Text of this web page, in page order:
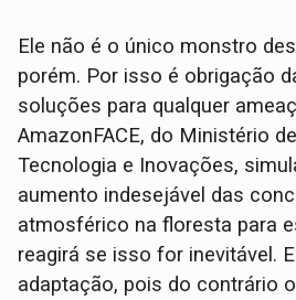
Ele não é o único monstro
porém. Por isso é obrigação
soluções para qualquer
AmazonFACE, do Ministério
Tecnologia e Inovações,
aumento indesejável das
atmosférico na floresta para
reagirá se isso for inevitável.
adaptação, pois do contrário